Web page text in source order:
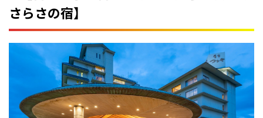
さらさの宿】